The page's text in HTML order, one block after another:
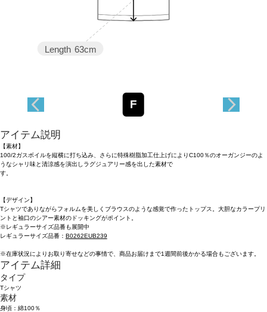
Length 63cm
F
アイテム説明
【素材】
100/2ガスボイルを縦横に打ち込み、さらに特殊樹脂加工仕上げによりC100％のオーガンジーのよ
うなシャリ味と清涼感を演出しラグジュアリー感を出した素材で
【デザイン】
Tシャツでありながらフォルムを美しくブラウスのような感覚で作ったトップス。大胆なカラープリ
ントと袖口のシアー素材のドッキングがポイント。
※レギュラーサイズ品番も展開中
レギュラーサイズ品番： B0262EUB239
※在庫状況によりお取り寄せなどの事情で、商品お届けまで1週間前後かかる場合もございます。
アイテム詳細
タイプ
Tシャツ
素材
身頃：綿100％